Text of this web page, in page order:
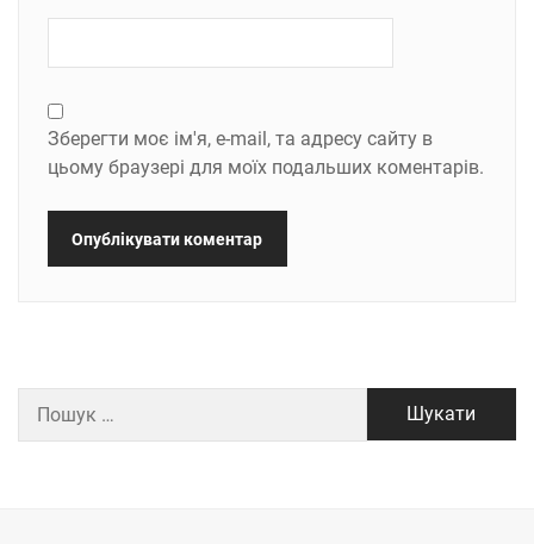
Зберегти моє ім'я, e-mail, та адресу сайту в
цьому браузері для моїх подальших коментарів.